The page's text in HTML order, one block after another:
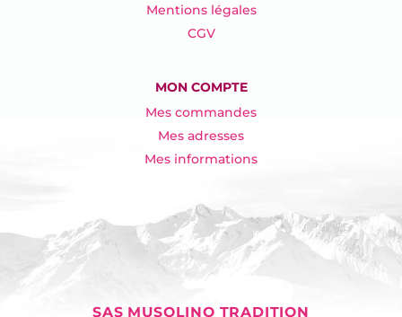
Mentions légales
CGV
MON COMPTE
Mes commandes
Mes adresses
Mes informations
SAS MUSOLINO TRADITION